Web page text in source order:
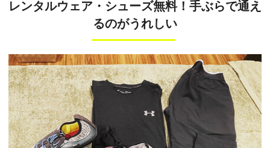
レンタルウェア・シューズ無料！手ぶらで通え
るのがうれしい